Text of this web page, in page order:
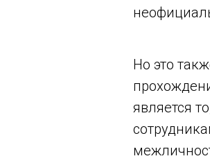
Но это
является